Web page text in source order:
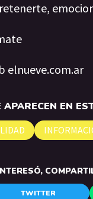
elnueve.com.ar
EN
TWITTER